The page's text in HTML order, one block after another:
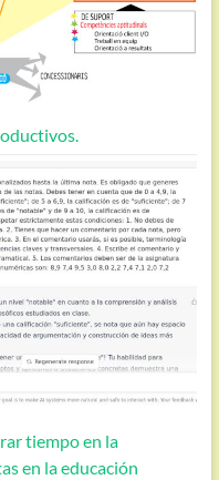
tiempo en la
en la educación